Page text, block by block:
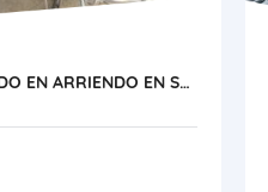
APARTAMENTO AMOBLADO EN ARRIENDO EN SECTOR EL PRADO SANTA MARTA